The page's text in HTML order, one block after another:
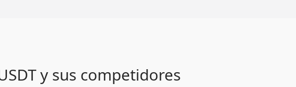
y sus competidores